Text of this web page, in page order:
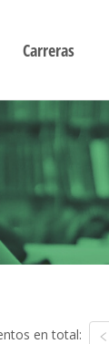
Carreras
en total: